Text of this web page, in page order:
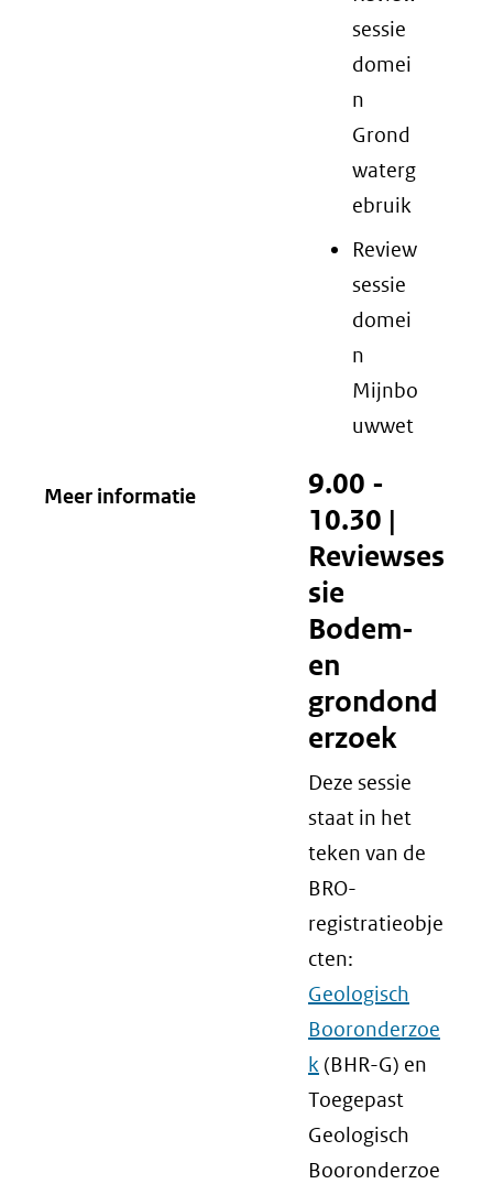
sessie
domei
n
Grond
waterg
ebruik
Review
sessie
domei
n
Mijnbo
uwwet
Meer informatie
9.00 -
10.30 |
Reviewses
sie
Bodem-
en
grondond
erzoek
Deze sessie
staat in het
teken van de
BRO-
registratieobje
cten:
Geologisch
Booronderzoe
k (BHR-G) en
Toegepast
Geologisch
Booronderzoe